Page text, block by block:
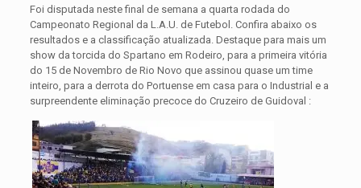
Foi disputada neste final de semana a quarta rodada do
Campeonato Regional da L.A.U. de Futebol. Confira abaixo os
resultados e a classificação atualizada. Destaque para mais um
show da torcida do Spartano em Rodeiro, para a primeira vitória
do 15 de Novembro de Rio Novo que assinou quase um time
inteiro, para a derrota do Portuense em casa para o Industrial e a
surpreendente eliminação precoce do Cruzeiro de Guidoval :